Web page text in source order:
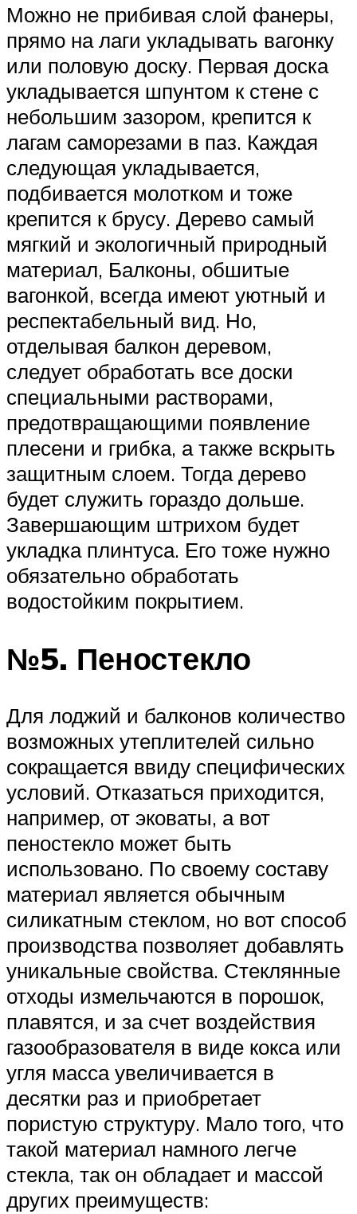
Можно не прибивая слой фанеры,
прямо на лаги укладывать вагонку
или половую доску. Первая доска
укладывается шпунтом к стене с
небольшим зазором, крепится к
лагам саморезами в паз. Каждая
следующая укладывается,
подбивается молотком и тоже
крепится к брусу. Дерево самый
мягкий и экологичный природный
материал, Балконы, обшитые
вагонкой, всегда имеют уютный и
респектабельный вид. Но,
отделывая балкон деревом,
следует обработать все доски
специальными растворами,
предотвращающими появление
плесени и грибка, а также вскрыть
защитным слоем. Тогда дерево
будет служить гораздо дольше.
Завершающим штрихом будет
укладка плинтуса. Его тоже нужно
обязательно обработать
водостойким покрытием.
№5. Пеностекло
Для лоджий и балконов количество
возможных утеплителей сильно
сокращается ввиду специфических
условий. Отказаться приходится,
например, от эковаты, а вот
пеностекло может быть
использовано. По своему составу
материал является обычным
силикатным стеклом, но вот способ
производства позволяет добавлять
уникальные свойства. Стеклянные
отходы измельчаются в порошок,
плавятся, и за счет воздействия
газообразователя в виде кокса или
угля масса увеличивается в
десятки раз и приобретает
пористую структуру. Мало того, что
такой материал намного легче
стекла, так он обладает и массой
других преимуществ: